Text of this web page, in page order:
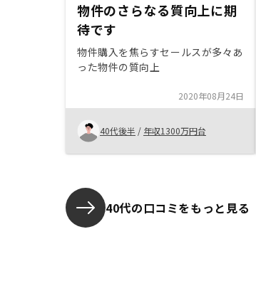
物件のさらなる質向上に期
待です
物件購入を焦らすセールスが多々あ
った物件の質向上
2020年08月24日
40代後半 / 年収1300万円台
40代の口コミをもっと見る